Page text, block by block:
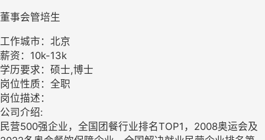
董事会管培生
工作城市：北京
薪资：10k-13k
学历要求：硕士,博士
岗位性质：全职
岗位描述：
公司介绍:
民营500强企业，全国团餐行业排名TOP1，2008奥运会及